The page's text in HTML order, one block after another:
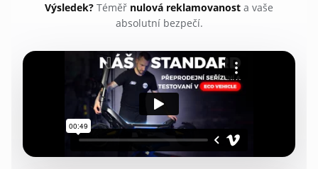
Výsledek? Téměř nulová reklamovanost a vaše
absolutní bezpečí.